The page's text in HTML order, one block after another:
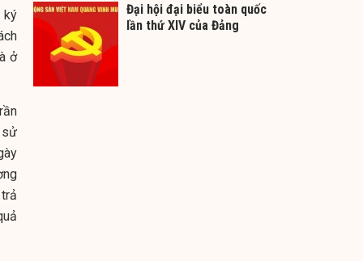
ký
ở
sử
Đại hội đại biểu toàn quốc
lần thứ XIV của Đảng